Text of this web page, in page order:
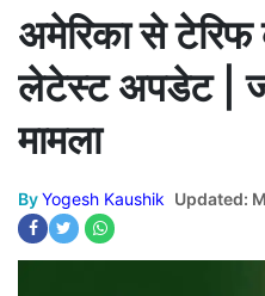
अमेरिका से
लेटेस्ट अपडेट |
मामला
ByYogesh Kaushik Updated: